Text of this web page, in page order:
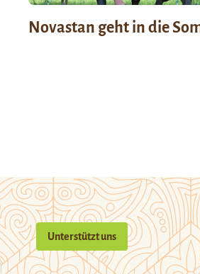
Novastan geht in die
Unterstützt uns